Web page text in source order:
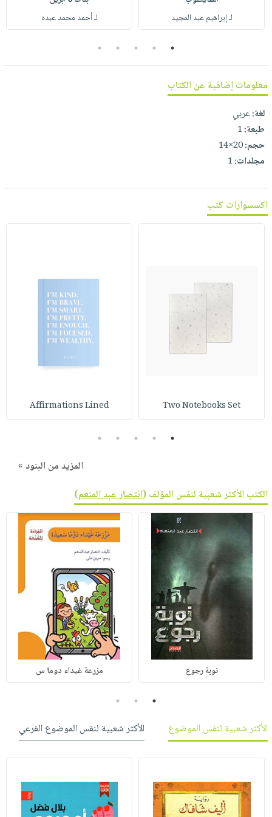
أطفال
فيديوهات
أسئلة
طرحها
خدمات
نيل
وفرات
انشر
كتابك
تواصل
معنا
التسوق
نشرة
الإصدارات
لـ إبراهيم عبد المجيد
لـ أحمد محمد عبده
1
2
3
4
5
معلومات إضافية عن الكتاب
لغة:عربي
طبعة:1
حجم:20×14
مجلدات:1
اكسسوارات كتب
Two Notebooks Set
Affirmations Lined
1
2
3
4
5
المزيد من البنود »
الكتب الأكثر شعبية لنفس المؤلف (انتصار عبد المنعم)
نوبة رجوع مزرعة غيداء دوما س
1
2
3
الأكثر شعبية لنفس الموضوع
الأكثر شعبية لنفس الموضوع الفرعي